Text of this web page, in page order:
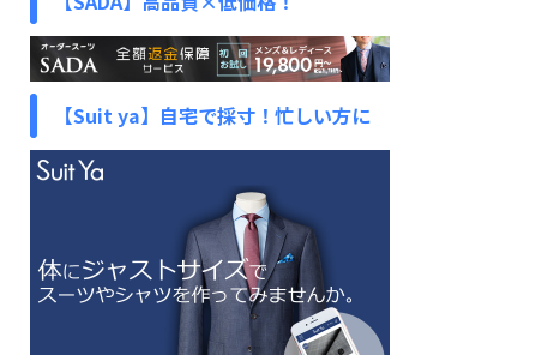
【Suit ya】自宅で採寸！忙しい方に